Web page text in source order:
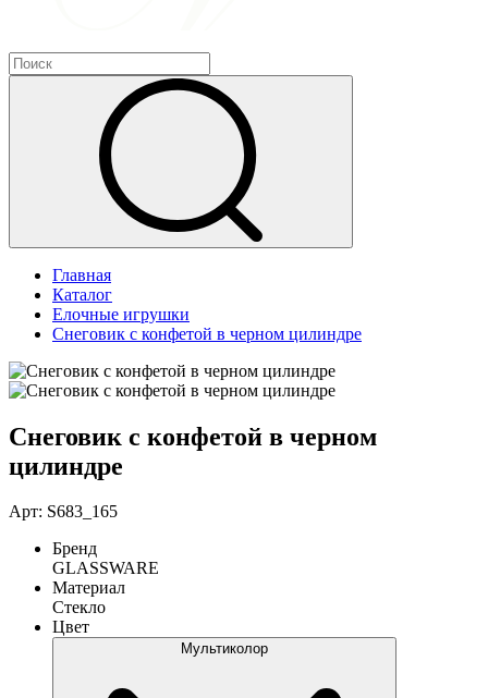
Главная
Каталог
Елочные игрушки
Снеговик с конфетой в черном цилиндре
Снеговик с конфетой в черном
цилиндре
Арт: S683_165
Бренд
GLASSWARE
Материал
Стекло
Цвет
Мультиколор